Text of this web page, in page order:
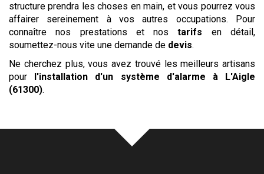
structure prendra les choses en main, et vous pourrez vous
affairer sereinement à vos autres occupations. Pour
connaître nos prestations et nostarifs en détail,
soumettez-nous vite une demande de devis.
Ne cherchez plus, vous avez trouvé les meilleurs artisans
pour
l'installation d'un système d'alarme
à L'Aigle
(61300).